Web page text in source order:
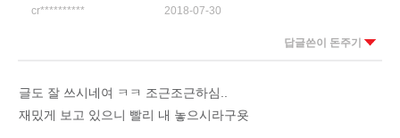
cr********** 2018-07-30
답글쓴이 돈주기
글도 잘 쓰시네여 ㅋㅋ 조근조근하심..
재밌게 보고 있으니 빨리 내 놓으시라구욧